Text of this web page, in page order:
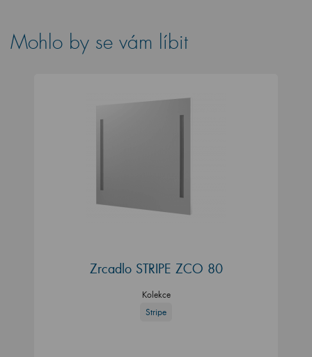
Mohlo by se vám líbit
Zrcadlo STRIPE ZCO 80
Kolekce
Stripe